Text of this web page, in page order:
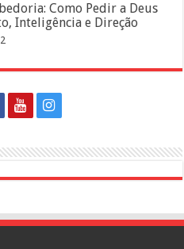
Como Pedir a Deus
Inteligência e Direção